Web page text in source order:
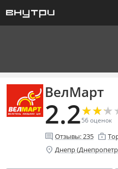
ВелМарт
2.2★
★★
★★
★
56оценок
comment Отзывы:235 enterprise
location_on Днепр